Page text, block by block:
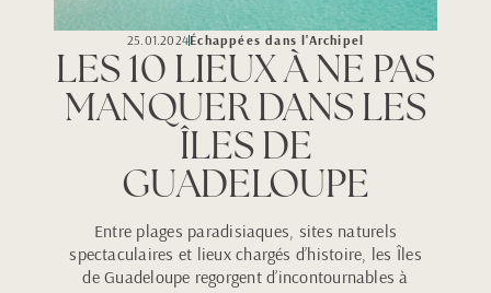
25.01.2024Échappées dans l'Archipel
LES 10 LIEUX À NE PAS
MANQUER DANS LES
ÎLES DE
GUADELOUPE
Entre plages paradisiaques, sites naturels
spectaculaires et lieux chargés d’histoire, les Îles
de Guadeloupe regorgent d’incontournables à